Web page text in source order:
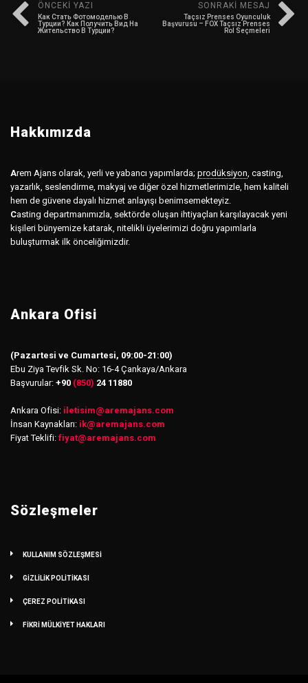
ÖNCEKI YAZI
Как Стать Фотомоделью В
Турции? Как Получить Вид На
Жительство В Турции?
SONRAKI MESAJ
Taçsız Prenses Oyunculuk
Başvurusu – FOX Taçsız Prenses
Rol Seçmeleri
Hakkımızda
Arem Ajans olarak, yerli ve yabancı yapımlarda; prodüksiyon, casting,
yazarlık, seslendirme, makyaj ve diğer özel hizmetlerimizle, hem kaliteli
hem de güvene dayalı hizmet anlayışı benimsemekteyiz.
Casting departmanımızla, sektörde oluşan ihtiyaçları karşılayacak yeni
kişileri bünyemize katarak, nitelikli üyelerimizi doğru yapımlarla
buluşturmak ilk önceliğimizdir.
Ankara Ofisi
(Pazartesi ve Cumartesi, 09:00-21:00)
Ebu Ziya Tevfik Sk. No: 16-4 Çankaya/Ankara
Başvurular: +90 (850) 24 11880
Ankara Ofisi: iletisim@aremajans.com
İnsan Kaynakları: ik@aremajans.com
Fiyat Teklifi: fiyat@aremajans.com
Sözleşmeler
KULLANIM SÖZLEŞMESİ
GİZLİLİK POLİTİKASI
ÇEREZ POLİTİKASI
FİKRİ MÜLKİYET HAKLARI